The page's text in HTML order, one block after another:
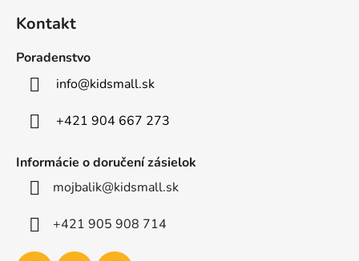
Kontakt
Poradenstvo
info@kidsmall.sk
+421 904 667 273
Informácie o doručení zásielok
mojbalik@kidsmall.sk
+421 905 908 714